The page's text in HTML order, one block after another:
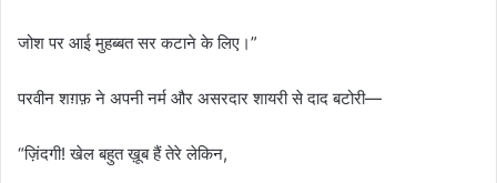
जोश पर आई मुहब्बत सर कटाने के लिए।”
परवीन शग़फ़ ने अपनी नर्म और असरदार शायरी से दाद बटोरी—
“ज़िंदगी! खेल बहुत ख़ूब हैं तेरे लेकिन,